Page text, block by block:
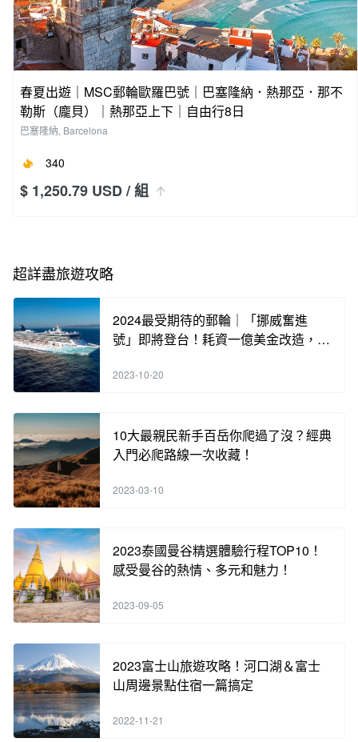
春夏出遊｜MSC郵輪歐羅巴號｜巴塞隆納．熱那亞．那不
勒斯（龐貝）｜熱那亞上下｜自由行8日
巴塞隆納, Barcelona
340
$ 1,250.79 USD/ 組
超詳盡旅遊攻略
2024最受期待的郵輪｜「挪威奮進
號」即將登台！耗資一億美金改造，含
手刀搶訂中！
2023-10-20
10大最親民新手百岳你爬過了沒？經典
入門必爬路線一次收藏！
2023-03-10
2023泰國曼谷精選體驗行程TOP10！
感受曼谷的熱情、多元和魅力！
2023-09-05
2023富士山旅遊攻略！河口湖＆富士
山周邊景點住宿一篇搞定
2022-11-21